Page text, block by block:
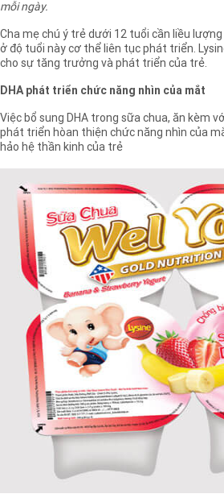
mỗi ngày.
Cha mẹ chú ý trẻ dưới 12 tuổi cần liều
ở độ tuổi này cơ thể liên tục phát triển.
cho sự tăng trưởng và phát triển của trẻ.
DHA phát triển chức năng nhìn của mắt
Việc bổ sung DHA trong sữa chua, ăn kèm
phát triển hòan thiện chức năng nhìn của
hảo hệ thần kinh của trẻ